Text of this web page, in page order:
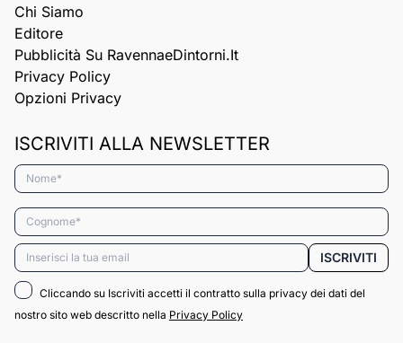
Chi Siamo
Editore
Pubblicità Su RavennaeDintorni.it
Privacy Policy
Opzioni Privacy
ISCRIVITI ALLA NEWSLETTER
Nome*
Cognome*
Email* ISCRIVITI
Cliccando su Iscriviti accetti il contratto sulla privacy dei dati del
nostro sito web descritto nella Privacy Policy